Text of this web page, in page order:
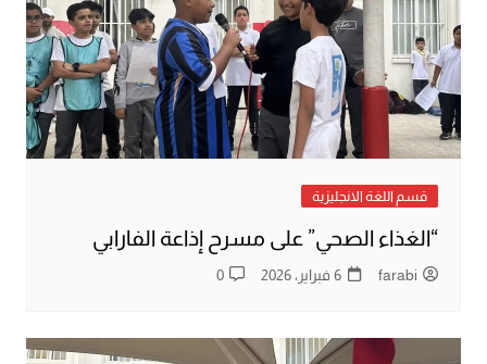
قسم اللغة الانجليزية
“الغذاء الصحي” على مسرح إذاعة الفارابي
farabi 6 فبراير، 2026 0